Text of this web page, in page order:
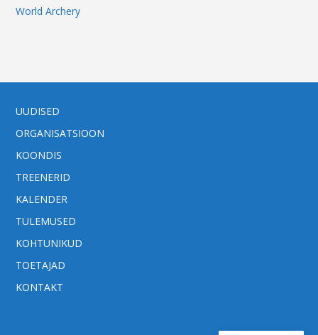
World Archery
UUDISED
ORGANISATSIOON
KOONDIS
TREENERID
KALENDER
TULEMUSED
KOHTUNIKUD
TOETAJAD
KONTAKT